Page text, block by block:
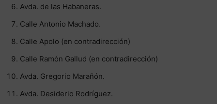
Avda. de las Habaneras.
Calle Antonio Machado.
Calle Apolo (en contradirección)
Calle Ramón Gallud (en contradirección)
Avda. Gregorio Marañón.
Avda. Desiderio Rodríguez.